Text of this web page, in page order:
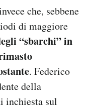
che, sebbene
di maggiore
“sbarchi” in
. Federico
della
inchiesta sul